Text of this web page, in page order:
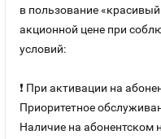
в пользование
акционной цене при
условий:
❗ При активации на
Приоритетное
Наличие на абонентском